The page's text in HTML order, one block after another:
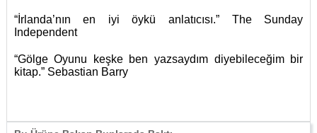
“İrlanda’nın en iyi öykü anlatıcısı.” The Sunday
Independent
“Gölge Oyunu keşke ben yazsaydım diyebileceğim bir
kitap.” Sebastian Barry